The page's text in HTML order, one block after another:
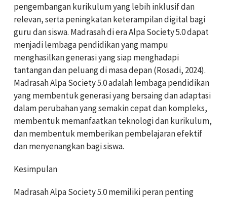
pengembangan kurikulum yang lebih inklusif dan
relevan, serta peningkatan keterampilan digital bagi
guru dan siswa. Madrasah di era Alpa Society 5.0 dapat
menjadi lembaga pendidikan yang mampu
menghasilkan generasi yang siap menghadapi
tantangan dan peluang di masa depan (Rosadi, 2024).
Madrasah Alpa Society 5.0 adalah lembaga pendidikan
yang membentuk generasi yang bersaing dan adaptasi
dalam perubahan yang semakin cepat dan kompleks,
membentuk memanfaatkan teknologi dan kurikulum,
dan membentuk memberikan pembelajaran efektif
dan menyenangkan bagi siswa.
Kesimpulan
Madrasah Alpa Society 5.0 memiliki peran penting